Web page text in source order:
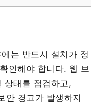
는 반드시 설치가 정
인해야 합니다. 웹 브
상태를 점검하고,
안 경고가 발생하지